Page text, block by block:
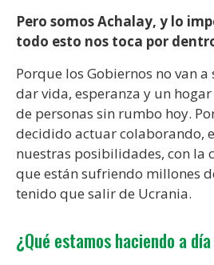
Pero somos Achalay, y lo
todo esto nos toca por
Porque los Gobiernos no van
dar vida, esperanza y un
de personas sin rumbo hoy.
decidido actuar colaborando,
nuestras posibilidades, con la
que están sufriendo millones
tenido que salir de Ucrania.
¿Qué estamos haciendo a